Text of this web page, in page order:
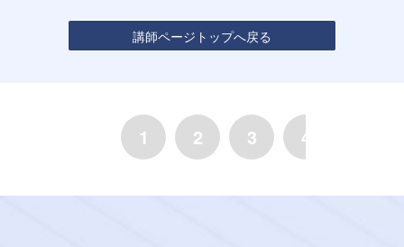
講師ページトップへ戻る
1 2 3 4